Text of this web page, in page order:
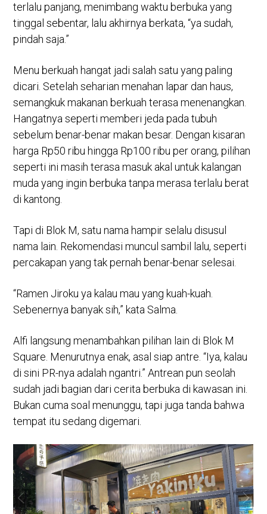
terlalu panjang, menimbang waktu berbuka yang
tinggal sebentar, lalu akhirnya berkata, “ya sudah,
pindah saja.”
Menu berkuah hangat jadi salah satu yang paling
dicari. Setelah seharian menahan lapar dan haus,
semangkuk makanan berkuah terasa menenangkan.
Hangatnya seperti memberi jeda pada tubuh
sebelum benar-benar makan besar. Dengan kisaran
harga Rp50 ribu hingga Rp100 ribu per orang, pilihan
seperti ini masih terasa masuk akal untuk kalangan
muda yang ingin berbuka tanpa merasa terlalu berat
di kantong.
Tapi di Blok M, satu nama hampir selalu disusul
nama lain. Rekomendasi muncul sambil lalu, seperti
percakapan yang tak pernah benar-benar selesai.
“Ramen Jiroku ya kalau mau yang kuah-kuah.
Sebenernya banyak sih,” kata Salma.
Alfi langsung menambahkan pilihan lain di Blok M
Square. Menurutnya enak, asal siap antre. “Iya, kalau
di sini PR-nya adalah ngantri.” Antrean pun seolah
sudah jadi bagian dari cerita berbuka di kawasan ini.
Bukan cuma soal menunggu, tapi juga tanda bahwa
tempat itu sedang digemari.